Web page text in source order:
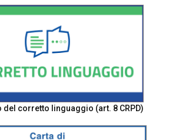
del corretto linguaggio (art. 8 CRPD)